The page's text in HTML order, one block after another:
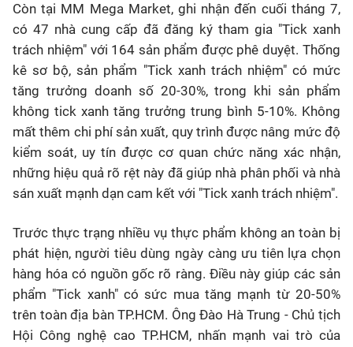
Còn tại MM Mega Market, ghi nhận đến cuối tháng 7,
có 47 nhà cung cấp đã đăng ký tham gia "Tick xanh
trách nhiệm" với 164 sản phẩm được phê duyệt. Thống
kê sơ bộ, sản phẩm "Tick xanh trách nhiệm" có mức
tăng trưởng doanh số 20-30%, trong khi sản phẩm
không tick xanh tăng trưởng trung bình 5-10%. Không
mất thêm chi phí sản xuất, quy trình được nâng mức độ
kiểm soát, uy tín được cơ quan chức năng xác nhận,
những hiệu quả rõ rệt này đã giúp nhà phân phối và nhà
sán xuất mạnh dạn cam kết với "Tick xanh trách nhiệm".
Trước thực trạng nhiều vụ thực phẩm không an toàn bị
phát hiện, người tiêu dùng ngày càng ưu tiên lựa chọn
hàng hóa có nguồn gốc rõ ràng. Điều này giúp các sản
phẩm "Tick xanh" có sức mua tăng mạnh từ 20-50%
trên toàn địa bàn TP.HCM. Ông Đào Hà Trung - Chủ tịch
Hội Công nghệ cao TP.HCM, nhấn mạnh vai trò của